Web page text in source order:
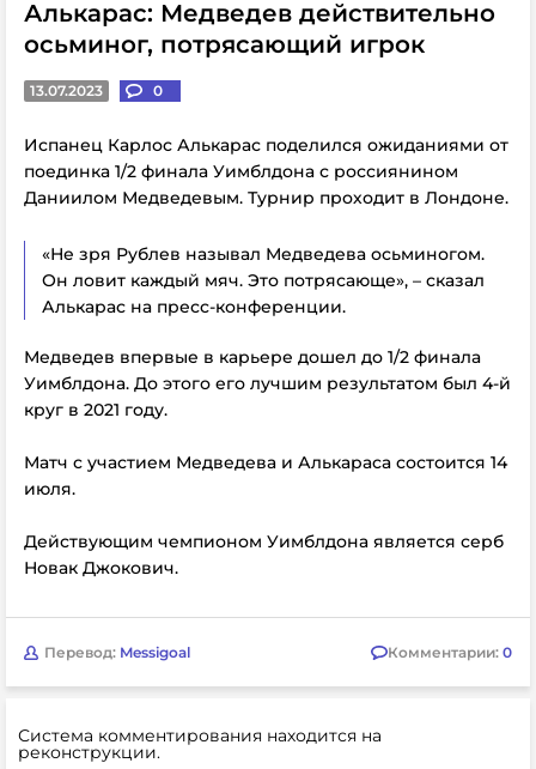
Алькарас: Медведев действительно
осьминог, потрясающий игрок
13.07.2023 0
Испанец Карлос Алькарас поделился ожиданиями от
поединка 1/2 финала Уимблдона с россиянином
Даниилом Медведевым. Турнир проходит в Лондоне.
«Не зря Рублев называл Медведева осьминогом.
Он ловит каждый мяч. Это потрясающе», – сказал
Алькарас на пресс-конференции.
Медведев впервые в карьере дошел до 1/2 финала
Уимблдона. До этого его лучшим результатом был 4-й
круг в 2021 году.
Матч с участием Медведева и Алькараса состоится 14
июля.
Действующим чемпионом Уимблдона является серб
Новак Джокович.
Перевод: Messigoal Комментарии: 0
Система комментирования находится на
реконструкции.